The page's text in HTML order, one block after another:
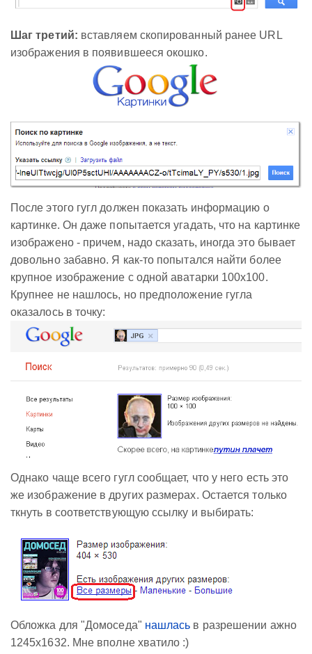
Шаг третий: вставляем скопированный ранее URL
изображения в появившееся окошко.
После этого гугл должен показать информацию о
картинке. Он даже попытается угадать, что на картинке
изображено - причем, надо сказать, иногда это бывает
довольно забавно. Я как-то попытался найти более
крупное изображение с одной аватарки 100x100.
Крупнее не нашлось, но предположение гугла
оказалось в точку:
Однако чаще всего гугл сообщает, что у него есть это
же изображение в других размерах. Остается только
ткнуть в соответствующую ссылку и выбирать:
Обложка для "Домоседа" нашлась в разрешении ажно
1245x1632. Мне вполне хватило :)